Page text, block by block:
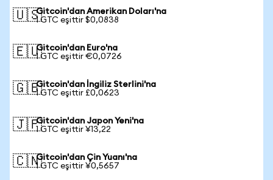
🇺🇸Gitcoin'dan Amerikan Doları'na
1 GTC eşittir $0,0838
🇪🇺Gitcoin'dan Euro'na
1 GTC eşittir €0,0726
🇬🇧Gitcoin'dan İngiliz Sterlini'na
1 GTC eşittir £0,0623
🇯🇵Gitcoin'dan Japon Yeni'na
1 GTC eşittir ¥13,22
🇨🇳Gitcoin'dan Çin Yuanı'na
1 GTC eşittir ¥0,5657